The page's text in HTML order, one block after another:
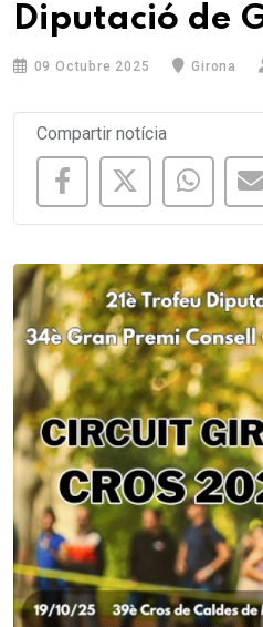
Diputació de
09 Octubre 2025 Girona
Compartir notícia